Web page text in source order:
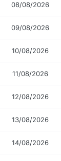
08/08/2026
09/08/2026
10/08/2026
11/08/2026
12/08/2026
13/08/2026
14/08/2026